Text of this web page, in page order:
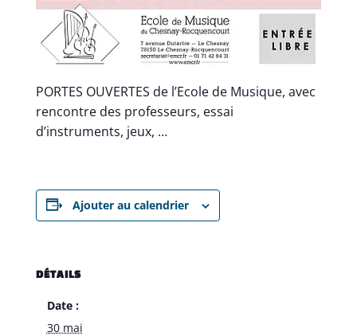
PORTES OUVERTES de l’Ecole de Musique, avec
rencontre des professeurs, essai
d’instruments, jeux, …
Ajouter au calendrier
DÉTAILS
Date :
30 mai